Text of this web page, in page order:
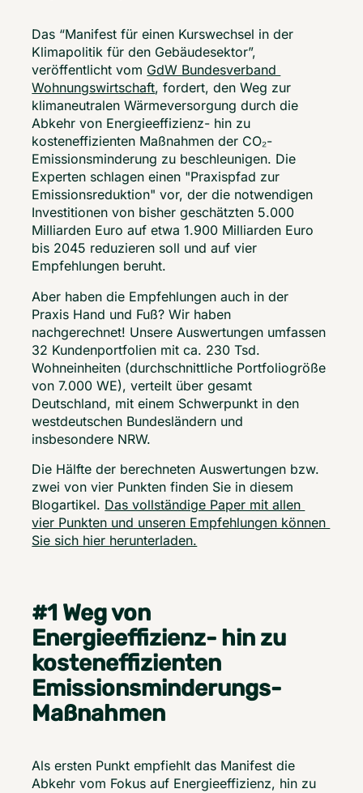
Das “Manifest für einen Kurswechsel in der
Klimapolitik für den Gebäudesektor”,
veröffentlicht vom GdW Bundesverband
Wohnungswirtschaft, fordert, den Weg zur
klimaneutralen Wärmeversorgung durch die
Abkehr von Energieeffizienz- hin zu
kosteneffizienten Maßnahmen der CO₂-
Emissionsminderung zu beschleunigen. Die
Experten schlagen einen "Praxispfad zur
Emissionsreduktion" vor, der die notwendigen
Investitionen von bisher geschätzten 5.000
Milliarden Euro auf etwa 1.900 Milliarden Euro
bis 2045 reduzieren soll und auf vier
Empfehlungen beruht.
Aber haben die Empfehlungen auch in der
Praxis Hand und Fuß? Wir haben
nachgerechnet! Unsere Auswertungen umfassen
32 Kundenportfolien mit ca. 230 Tsd.
Wohneinheiten (durchschnittliche Portfoliogröße
von 7.000 WE), verteilt über gesamt
Deutschland, mit einem Schwerpunkt in den
westdeutschen Bundesländern und
insbesondere NRW.
Die Hälfte der berechneten Auswertungen bzw.
zwei von vier Punkten finden Sie in diesem
Blogartikel. Das vollständige Paper mit allen
vier Punkten und unseren Empfehlungen können
Sie sich hier herunterladen.
#1 Weg von
Energieeffizienz- hin zu
kosteneffizienten
Emissionsminderungs-
Maßnahmen
Als ersten Punkt empfiehlt das Manifest die
Abkehr vom Fokus auf Energieeffizienz, hin zu